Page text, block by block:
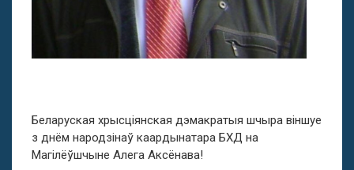
Беларуская хрысціянская дэмакратыя шчыра віншуе
з днём народзінаў каардынатара БХД на
Магілёўшчыне Алега Аксёнава!